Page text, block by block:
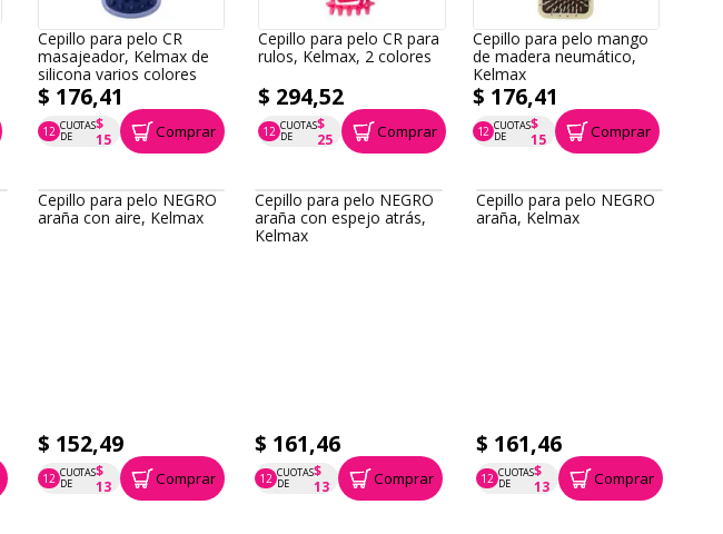
Cepillo para pelo CR
masajeador, Kelmax de
silicona varios colores
$ 176,41
12 CUOTAS
DE
$
15
P.T.F. $ 176 Comprar
Cepillo para pelo CR para
rulos, Kelmax, 2 colores
$ 294,52
12 CUOTAS
DE
$
25
P.T.F. $ 295 Comprar
Cepillo para pelo mango
de madera neumático,
Kelmax
$ 176,41
12 CUOTAS
DE
$
15
P.T.F. $ 176 Comprar
Cepillo para pelo NEGRO
araña con aire, Kelmax
$ 152,49
12 CUOTAS
DE
$
13
P.T.F. $ 152 Comprar
Cepillo para pelo NEGRO
araña con espejo atrás,
Kelmax
$ 161,46
12 CUOTAS
DE
$
13
P.T.F. $ 161 Comprar
Cepillo para pelo NEGRO
araña, Kelmax
$ 161,46
12 CUOTAS
DE
$
13
P.T.F. $ 161 Comprar